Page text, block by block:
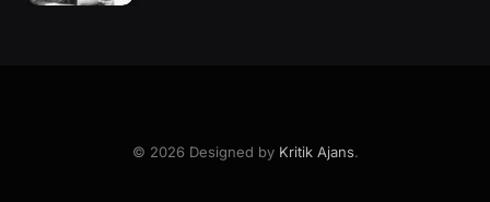
© 2026 Designed by Kritik Ajans.